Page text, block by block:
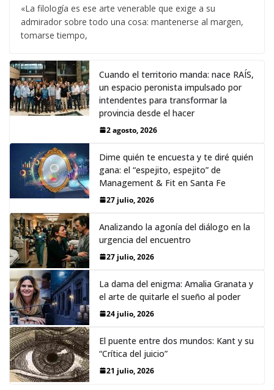
«La filología es ese arte venerable que exige a su
admirador sobre todo una cosa: mantenerse al margen,
tomarse tiempo,
Cuando el territorio manda: nace RAÍS,
un espacio peronista impulsado por
intendentes para transformar la
provincia desde el hacer
2 agosto, 2026
Dime quién te encuesta y te diré quién
gana: el “espejito, espejito” de
Management & Fit en Santa Fe
27 julio, 2026
Analizando la agonía del diálogo en la
urgencia del encuentro
27 julio, 2026
La dama del enigma: Amalia Granata y
el arte de quitarle el sueño al poder
24 julio, 2026
El puente entre dos mundos: Kant y su
“Crítica del juicio”
21 julio, 2026